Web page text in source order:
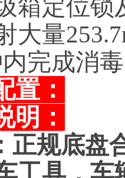
箱定位
大量
完成消
置：
明：
正规底盘